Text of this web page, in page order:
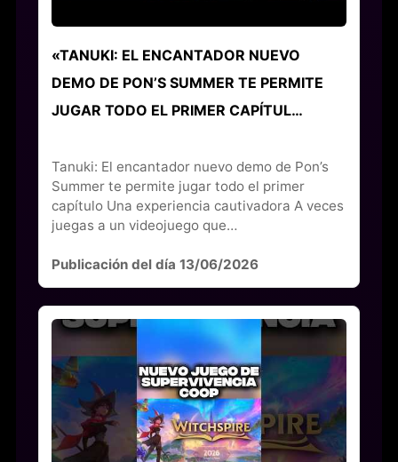
«TANUKI: EL ENCANTADOR NUEVO
DEMO DE PON’S SUMMER TE PERMITE
JUGAR TODO EL PRIMER CAPÍTUL…
Tanuki: El encantador nuevo demo de Pon’s
Summer te permite jugar todo el primer
capítulo Una experiencia cautivadora A veces
juegas a un videojuego que…
Publicación del día 13/06/2026